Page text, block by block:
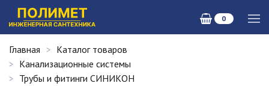
0
Главная
Каталог товаров
Канализационные системы
Трубы и фитинги СИНИКОН